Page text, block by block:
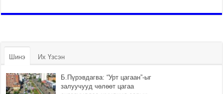
Шинэ Их Үзсэн
Б.Пүрэвдагва: “Урт цагаан”-ыг
залуучууд чөлөөт цагаа